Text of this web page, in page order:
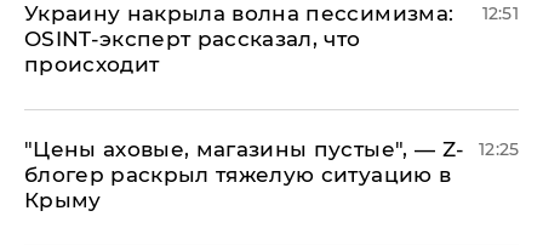
​Украину накрыла волна пессимизма:
OSINT-эксперт рассказал, что
происходит
12:51
​"Цены аховые, магазины пустые", — Z-
блогер раскрыл тяжелую ситуацию в
Крыму
12:25